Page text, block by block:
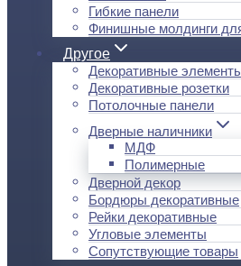
Гибкие панели
Финишные молдинги
Другое
Декоративные
Декоративные розетки
Потолочные панели
Дверные наличники
МДФ
Полимерные
Дверной декор
Бордюры декоративные
Рейки декоративные
Угловые элементы
Сопутствующие товары